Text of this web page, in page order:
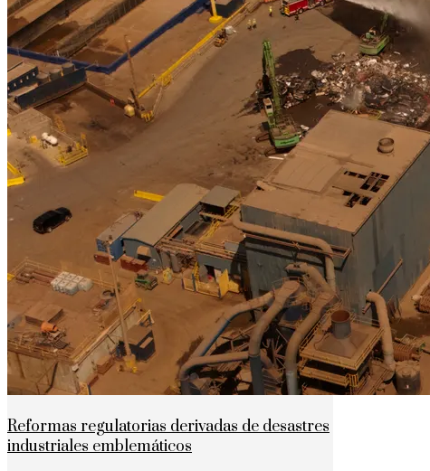
Reformas regulatorias derivadas de desastres
industriales emblemáticos